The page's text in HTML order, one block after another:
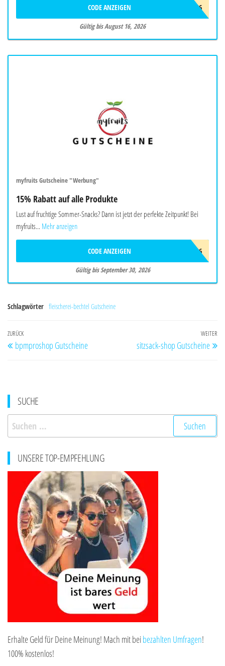
FREUNDE26
CODE ANZEIGEN
Gültig bis August 16, 2026
myfruits Gutscheine "Werbung"
15% Rabatt auf alle Produkte
Lust auf fruchtige Sommer-Snacks? Dann ist jetzt der perfekte Zeitpunkt! Bei
myfruits... Mehr anzeigen
SOMMER26
CODE ANZEIGEN
Gültig bis September 30, 2026
Schlagwörter fleischerei-bechtel Gutscheine
Beitragsnavigation
Vorheriger
Beitrag
ZURÜCK
bpmproshop Gutscheine
WEITER
sitzsack-shop Gutscheine
SUCHE
Suchen
nach:
UNSERE TOP-EMPFEHLUNG
Erhalte Geld für Deine Meinung! Mach mit beibezahlten Umfragen!
100% kostenlos!